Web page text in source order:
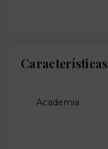
Características
Academia